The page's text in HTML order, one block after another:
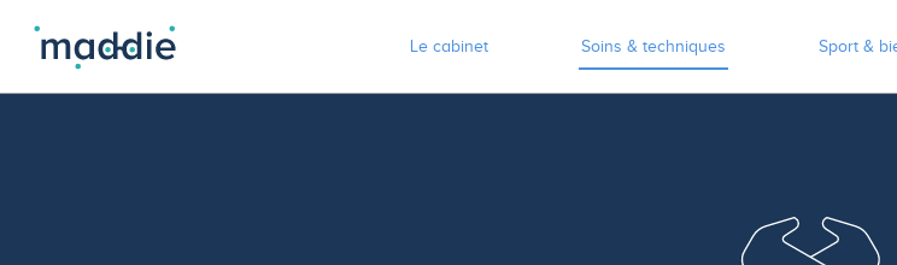
Le cabinet Soins & techniques Sport &